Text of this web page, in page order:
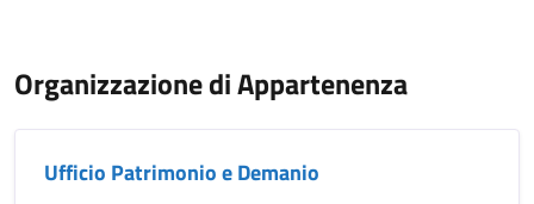
Organizzazione di Appartenenza
Ufficio Patrimonio e Demanio